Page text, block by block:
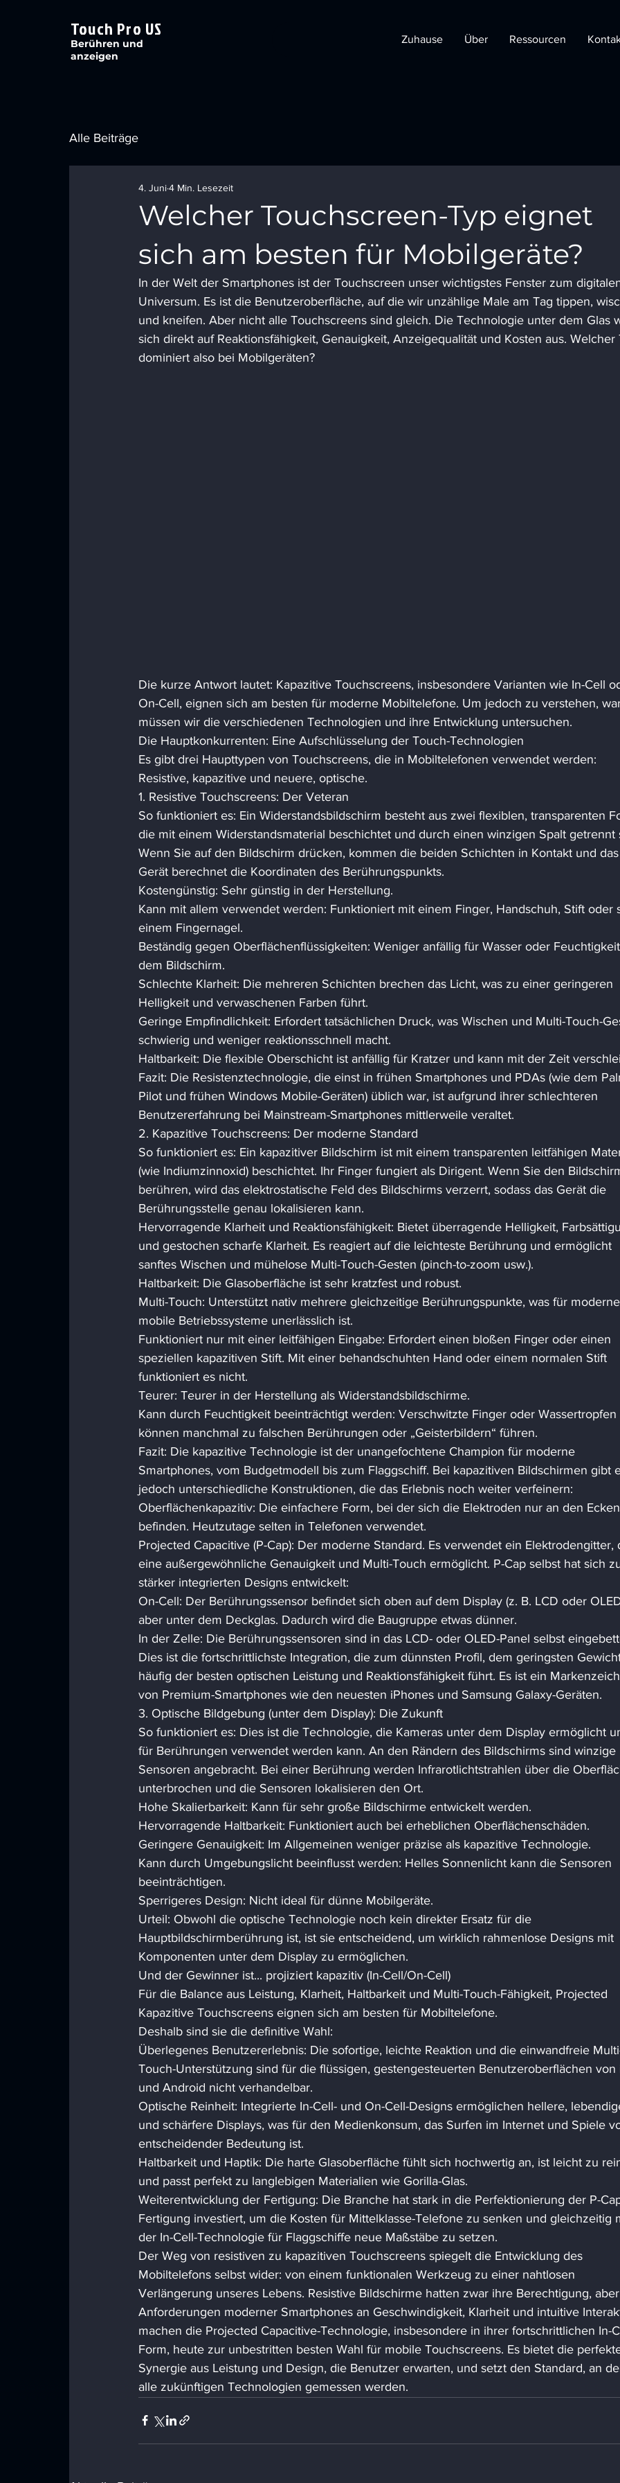
Touch Pro US
Berühren und
anzeigen
Zuhause Über Ressourcen
Alle Beiträge
Welcher Touchscreen-Typ eignet
sich am besten für Mobilgeräte?
4. Juni4 Min. Lesezeit
In der Welt der Smartphones ist der Touchscreen unser wichtigstes Fenster zum
Universum. Es ist die Benutzeroberfläche, auf die wir unzählige Male am Tag tippen,
und kneifen. Aber nicht alle Touchscreens sind gleich. Die Technologie unter dem Glas
sich direkt auf Reaktionsfähigkeit, Genauigkeit, Anzeigequalität und Kosten aus. Welcher
dominiert also bei Mobilgeräten?
Die kurze Antwort lautet: Kapazitive Touchscreens, insbesondere Varianten wie In-Cell
On-Cell, eignen sich am besten für moderne Mobiltelefone. Um jedoch zu verstehen,
müssen wir die verschiedenen Technologien und ihre Entwicklung untersuchen.
Die Hauptkonkurrenten: Eine Aufschlüsselung der Touch-Technologien
Es gibt drei Haupttypen von Touchscreens, die in Mobiltelefonen verwendet werden:
Resistive, kapazitive und neuere, optische.
1. Resistive Touchscreens: Der Veteran
So funktioniert es: Ein Widerstandsbildschirm besteht aus zwei flexiblen, transparenten
die mit einem Widerstandsmaterial beschichtet und durch einen winzigen Spalt getrennt
Wenn Sie auf den Bildschirm drücken, kommen die beiden Schichten in Kontakt und das
Gerät berechnet die Koordinaten des Berührungspunkts.
Kostengünstig: Sehr günstig in der Herstellung.
Kann mit allem verwendet werden: Funktioniert mit einem Finger, Handschuh, Stift oder
einem Fingernagel.
Beständig gegen Oberflächenflüssigkeiten: Weniger anfällig für Wasser oder
dem Bildschirm.
Schlechte Klarheit: Die mehreren Schichten brechen das Licht, was zu einer geringeren
Helligkeit und verwaschenen Farben führt.
Geringe Empfindlichkeit: Erfordert tatsächlichen Druck, was Wischen und Multi-Touch-
schwierig und weniger reaktionsschnell macht.
Haltbarkeit: Die flexible Oberschicht ist anfällig für Kratzer und kann mit der Zeit
Fazit: Die Resistenztechnologie, die einst in frühen Smartphones und PDAs (wie dem
Pilot und frühen Windows Mobile-Geräten) üblich war, ist aufgrund ihrer schlechteren
Benutzererfahrung bei Mainstream-Smartphones mittlerweile veraltet.
2. Kapazitive Touchscreens: Der moderne Standard
So funktioniert es: Ein kapazitiver Bildschirm ist mit einem transparenten leitfähigen
(wie Indiumzinnoxid) beschichtet. Ihr Finger fungiert als Dirigent. Wenn Sie den
berühren, wird das elektrostatische Feld des Bildschirms verzerrt, sodass das Gerät die
Berührungsstelle genau lokalisieren kann.
Hervorragende Klarheit und Reaktionsfähigkeit: Bietet überragende Helligkeit,
und gestochen scharfe Klarheit. Es reagiert auf die leichteste Berührung und ermöglicht
sanftes Wischen und mühelose Multi-Touch-Gesten (pinch-to-zoom usw.).
Haltbarkeit: Die Glasoberfläche ist sehr kratzfest und robust.
Multi-Touch: Unterstützt nativ mehrere gleichzeitige Berührungspunkte, was für moderne
mobile Betriebssysteme unerlässlich ist.
Funktioniert nur mit einer leitfähigen Eingabe: Erfordert einen bloßen Finger oder einen
speziellen kapazitiven Stift. Mit einer behandschuhten Hand oder einem normalen Stift
funktioniert es nicht.
Teurer: Teurer in der Herstellung als Widerstandsbildschirme.
Kann durch Feuchtigkeit beeinträchtigt werden: Verschwitzte Finger oder Wassertropfen
können manchmal zu falschen Berührungen oder „Geisterbildern“ führen.
Fazit: Die kapazitive Technologie ist der unangefochtene Champion für moderne
Smartphones, vom Budgetmodell bis zum Flaggschiff. Bei kapazitiven Bildschirmen gibt
jedoch unterschiedliche Konstruktionen, die das Erlebnis noch weiter verfeinern:
Oberflächenkapazitiv: Die einfachere Form, bei der sich die Elektroden nur an den Ecken
befinden. Heutzutage selten in Telefonen verwendet.
Projected Capacitive (P-Cap): Der moderne Standard. Es verwendet ein Elektrodengitter,
eine außergewöhnliche Genauigkeit und Multi-Touch ermöglicht. P-Cap selbst hat sich
stärker integrierten Designs entwickelt:
On-Cell: Der Berührungssensor befindet sich oben auf dem Display (z. B. LCD oder
aber unter dem Deckglas. Dadurch wird die Baugruppe etwas dünner.
In der Zelle: Die Berührungssensoren sind in das LCD- oder OLED-Panel selbst
Dies ist die fortschrittlichste Integration, die zum dünnsten Profil, dem geringsten
häufig der besten optischen Leistung und Reaktionsfähigkeit führt. Es ist ein
von Premium-Smartphones wie den neuesten iPhones und Samsung Galaxy-Geräten.
3. Optische Bildgebung (unter dem Display): Die Zukunft
So funktioniert es: Dies ist die Technologie, die Kameras unter dem Display ermöglicht
für Berührungen verwendet werden kann. An den Rändern des Bildschirms sind winzige
Sensoren angebracht. Bei einer Berührung werden Infrarotlichtstrahlen über die
unterbrochen und die Sensoren lokalisieren den Ort.
Hohe Skalierbarkeit: Kann für sehr große Bildschirme entwickelt werden.
Hervorragende Haltbarkeit: Funktioniert auch bei erheblichen Oberflächenschäden.
Geringere Genauigkeit: Im Allgemeinen weniger präzise als kapazitive Technologie.
Kann durch Umgebungslicht beeinflusst werden: Helles Sonnenlicht kann die Sensoren
beeinträchtigen.
Sperrigeres Design: Nicht ideal für dünne Mobilgeräte.
Urteil: Obwohl die optische Technologie noch kein direkter Ersatz für die
Hauptbildschirmberührung ist, ist sie entscheidend, um wirklich rahmenlose Designs mit
Komponenten unter dem Display zu ermöglichen.
Und der Gewinner ist... projiziert kapazitiv (In-Cell/On-Cell)
Für die Balance aus Leistung, Klarheit, Haltbarkeit und Multi-Touch-Fähigkeit, Projected
Kapazitive Touchscreens eignen sich am besten für Mobiltelefone.
Deshalb sind sie die definitive Wahl:
Überlegenes Benutzererlebnis: Die sofortige, leichte Reaktion und die einwandfreie
Touch-Unterstützung sind für die flüssigen, gestengesteuerten Benutzeroberflächen von
und Android nicht verhandelbar.
Optische Reinheit: Integrierte In-Cell- und On-Cell-Designs ermöglichen hellere,
und schärfere Displays, was für den Medienkonsum, das Surfen im Internet und Spiele
entscheidender Bedeutung ist.
Haltbarkeit und Haptik: Die harte Glasoberfläche fühlt sich hochwertig an, ist leicht zu
und passt perfekt zu langlebigen Materialien wie Gorilla-Glas.
Weiterentwicklung der Fertigung: Die Branche hat stark in die Perfektionierung der P-
Fertigung investiert, um die Kosten für Mittelklasse-Telefone zu senken und gleichzeitig
der In-Cell-Technologie für Flaggschiffe neue Maßstäbe zu setzen.
Der Weg von resistiven zu kapazitiven Touchscreens spiegelt die Entwicklung des
Mobiltelefons selbst wider: von einem funktionalen Werkzeug zu einer nahtlosen
Verlängerung unseres Lebens. Resistive Bildschirme hatten zwar ihre Berechtigung,
Anforderungen moderner Smartphones an Geschwindigkeit, Klarheit und intuitive
machen die Projected Capacitive-Technologie, insbesondere in ihrer fortschrittlichen In-
Form, heute zur unbestritten besten Wahl für mobile Touchscreens. Es bietet die
Synergie aus Leistung und Design, die Benutzer erwarten, und setzt den Standard, an
alle zukünftigen Technologien gemessen werden.